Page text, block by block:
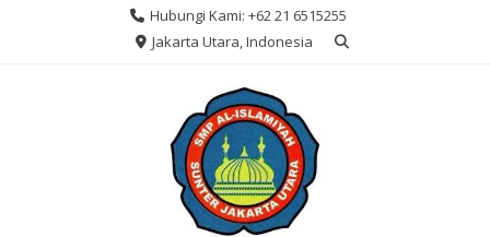
Hubungi Kami: +62 21 6515255
Jakarta Utara, Indonesia